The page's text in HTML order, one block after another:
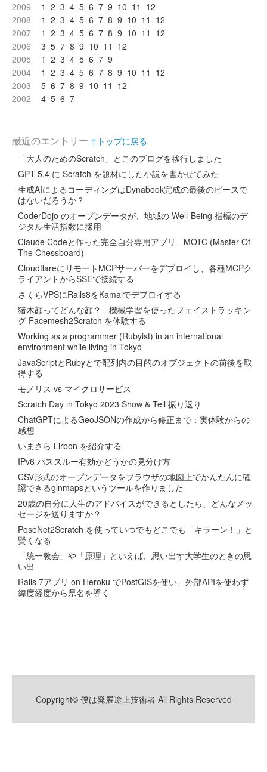
2009
1 2 3 4 5 6 7 9 10 11 12
2008
1 2 3 4 5 6 7 8 9 10 11 12
2007
1 2 3 4 5 6 7 8 9 10 11 12
2006
3 5 7 8 9 10 11 12
2005
1 2 3 4 5 6 7 9
2004
1 2 3 4 5 6 7 8 9 10 11 12
2003
5 6 7 8 9 10 11 12
2002
4 5 6 7
最近のエントリー ↑トップに戻る
「大人のためのScratch」とこのブログを移行しました
GPT 5.4 に Scratch を題材にした小説を書かせてみた
生成AIによるコーディングはDynabook完成の最後のピースで
はないだろうか？
CoderDojo のオープンデータが、地域の Well-Being 指標のデ
ジタル生活指数に採用
Claude Codeと作った完全自分専用アプリ - MOTC (Master Of
The Chessboard)
CloudflareにリモートMCPサーバーをデプロイし、各種MCPク
ライアントからSSEで接続する
さくらVPSにRails8をKamalでデプロイする
猪木顔ってどんな顔？ - 機械学習を使ったフェイストラッキン
グ Facemesh2Scratch を体験する
Working as a programmer (Rubyist) in an international
environment while living in Tokyo
JavaScriptとRubyとで配列内の目的のオブジェクトの前後を取
得する
モノリス vs マイクロサービス
Scratch Day in Tokyo 2023 Show & Tell 振り返り
ChatGPTによるGeoJSONの作成から修正まで：実体験からの
感想
いまさら Lirbon を紹介する
IPv6 パススルー有効かどうかの見分け方
CSV形式のオープンデータをブラウザの地図上でかんたんに確
認できるglnmapsというツールを作りました
20歳の自分に人生のアドバイスができるとしたら、どんなメッ
セージを送りますか？
PoseNet2Scratch を使っていつでもどこでも「キラーン！」と
賢くなる
「統一教会」や「原理」といえば、思い出す大学生のときの思
い出
Rails 7アプリ on Heroku でPostGISを使い、外部APIを使わず
緯度経度から県名を導く
Copyright© 僕は発展途上技術者 All Rights Reserved